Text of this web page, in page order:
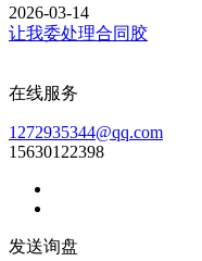
2026-03-14
让我委处理合同胶
在线服务
1272935344@qq.com
15630122398
发送询盘